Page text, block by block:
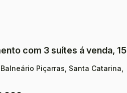
Piçarras, Santa Catarina,